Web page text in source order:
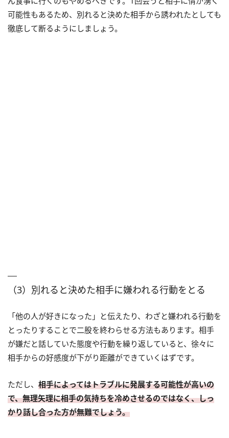
可能性もあるため、別れると決めた相手から誘われたとしても
徹底して断るようにしましょう。
（3）別れると決めた相手に嫌われる行動をとる
「他の人が好きになった」と伝えたり、わざと嫌われる行動を
とったりすることで二股を終わらせる方法もあります。相手
が嫌だと話していた態度や行動を繰り返していると、徐々に
相手からの好感度が下がり距離ができていくはずです。
ただし、 相手によってはトラブルに発展する可能性が高いの
で、無理矢理に相手の気持ちを冷めさせるのではなく、しっ
かり話し合った方が無難でしょう。